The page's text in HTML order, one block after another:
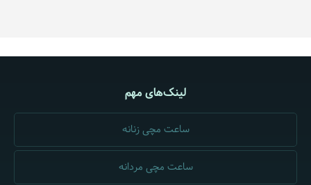
لینک‌های مهم
ساعت مچی زنانه
ساعت مچی مردانه